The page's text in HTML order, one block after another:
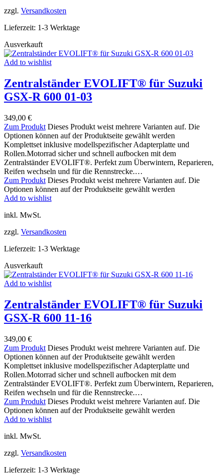
zzgl. Versandkosten
Lieferzeit: 1-3 Werktage
Ausverkauft
Add to wishlist
Zentralständer EVOLIFT® für Suzuki
GSX-R 600 01-03
349,00 €
Zum Produkt Dieses Produkt weist mehrere Varianten auf. Die
Optionen können auf der Produktseite gewählt werden
Komplettset inklusive modellspezifischer Adapterplatte und
Rollen.Motorrad sicher und schnell aufbocken mit dem
Zentralständer EVOLIFT®. Perfekt zum Überwintern, Reparieren,
Reifen wechseln und für die Rennstrecke.…
Zum Produkt Dieses Produkt weist mehrere Varianten auf. Die
Optionen können auf der Produktseite gewählt werden
Add to wishlist
inkl. MwSt.
zzgl. Versandkosten
Lieferzeit: 1-3 Werktage
Ausverkauft
Add to wishlist
Zentralständer EVOLIFT® für Suzuki
GSX-R 600 11-16
349,00 €
Zum Produkt Dieses Produkt weist mehrere Varianten auf. Die
Optionen können auf der Produktseite gewählt werden
Komplettset inklusive modellspezifischer Adapterplatte und
Rollen.Motorrad sicher und schnell aufbocken mit dem
Zentralständer EVOLIFT®. Perfekt zum Überwintern, Reparieren,
Reifen wechseln und für die Rennstrecke.…
Zum Produkt Dieses Produkt weist mehrere Varianten auf. Die
Optionen können auf der Produktseite gewählt werden
Add to wishlist
inkl. MwSt.
zzgl. Versandkosten
Lieferzeit: 1-3 Werktage